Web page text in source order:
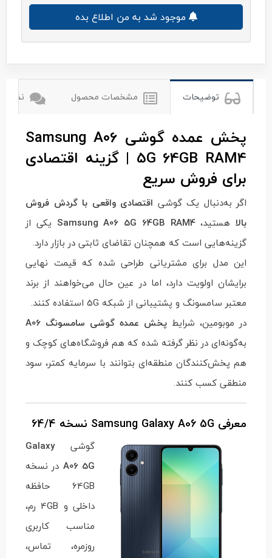
توضیحات مشخصات محصول نظرات
پخش عمده گوشی Samsung A06
5G 64GB RAM4 | گزینه اقتصادی
برای فروش سریع
اگر به‌دنبال یک گوشی اقتصادی واقعی با گردش فروش
بالا هستید،Samsung A06 5G 64GB RAM4 یکی از
گزینه‌هایی است که همچنان تقاضای ثابتی در بازار دارد.
این مدل برای مشتریانی طراحی شده که قیمت نهایی
برایشان اولویت دارد، اما در عین حال می‌خواهند از برند
معتبر سامسونگ و پشتیبانی از شبکه 5G استفاده کنند.
در موبومین، شرایط پخش عمده گوشی سامسونگ A06
به‌گونه‌ای در نظر گرفته شده که هم فروشگاه‌های کوچک و
هم پخش‌کنندگان منطقه‌ای بتوانند با سرمایه کمتر، سود
منطقی کسب کنند.
معرفی Samsung Galaxy A06 5G نسخه 64/4
گوشیGalaxy
A06 5G در نسخه
64GB حافظه
داخلی و 4GB رم،
مناسب کاربری
روزمره، تماس،